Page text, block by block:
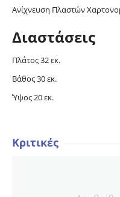
Ανίχνευση Πλαστών
Διαστάσεις
Πλάτος 32 εκ.
Βάθος 30 εκ.
Ύψος 20 εκ.
Κριτικές